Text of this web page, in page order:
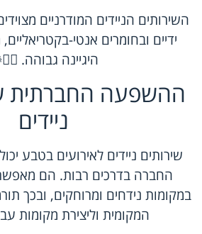
השירותים הניידים המודרניים
ידיים ובחומרים אנטי-
היגיינה גבוהה.
ההשפעה החברתית
ניידים
שירותים ניידים לאירועים בטבע
החברה בדרכים רבות. הם
במקומות נידחים ומרוחקים, ובכך
המקומית וליצירת מקומות